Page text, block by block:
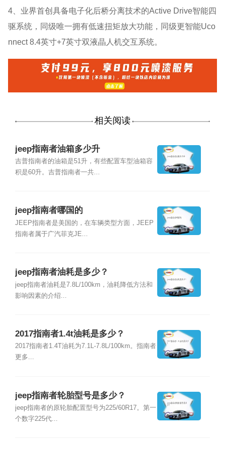
4、业界首创具备电子化后桥分离技术的Active Drive智能四
驱系统，同级唯一拥有低速扭矩放大功能，同级更智能Uco
nnect 8.4英寸+7英寸双液晶人机交互系统。
相关阅读
jeep指南者油箱多少升
吉普指南者的油箱是51升，有些配置车型油箱容
积是60升。吉普指南者一共...
jeep指南者哪国的
JEEP指南者是美国的，在车辆类型方面，JEEP
指南者属于广汽菲克JE...
jeep指南者油耗是多少？
jeep指南者油耗是7.8L/100km，油耗降低方法和
影响因素的介绍...
2017指南者1.4t油耗是多少？
2017指南者1.4T油耗为7.1L-7.8L/100km。指南者
更多...
jeep指南者轮胎型号是多少？
jeep指南者的原轮胎配置型号为225/60R17。第一
个数字225代...